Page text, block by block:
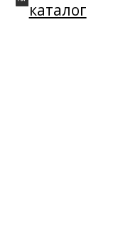
базової оливи для
інтервалів заміни